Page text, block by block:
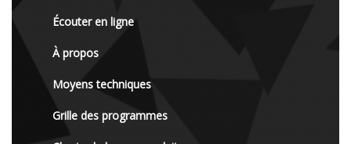
Écouter en ligne
À propos
Moyens techniques
Grille des programmes